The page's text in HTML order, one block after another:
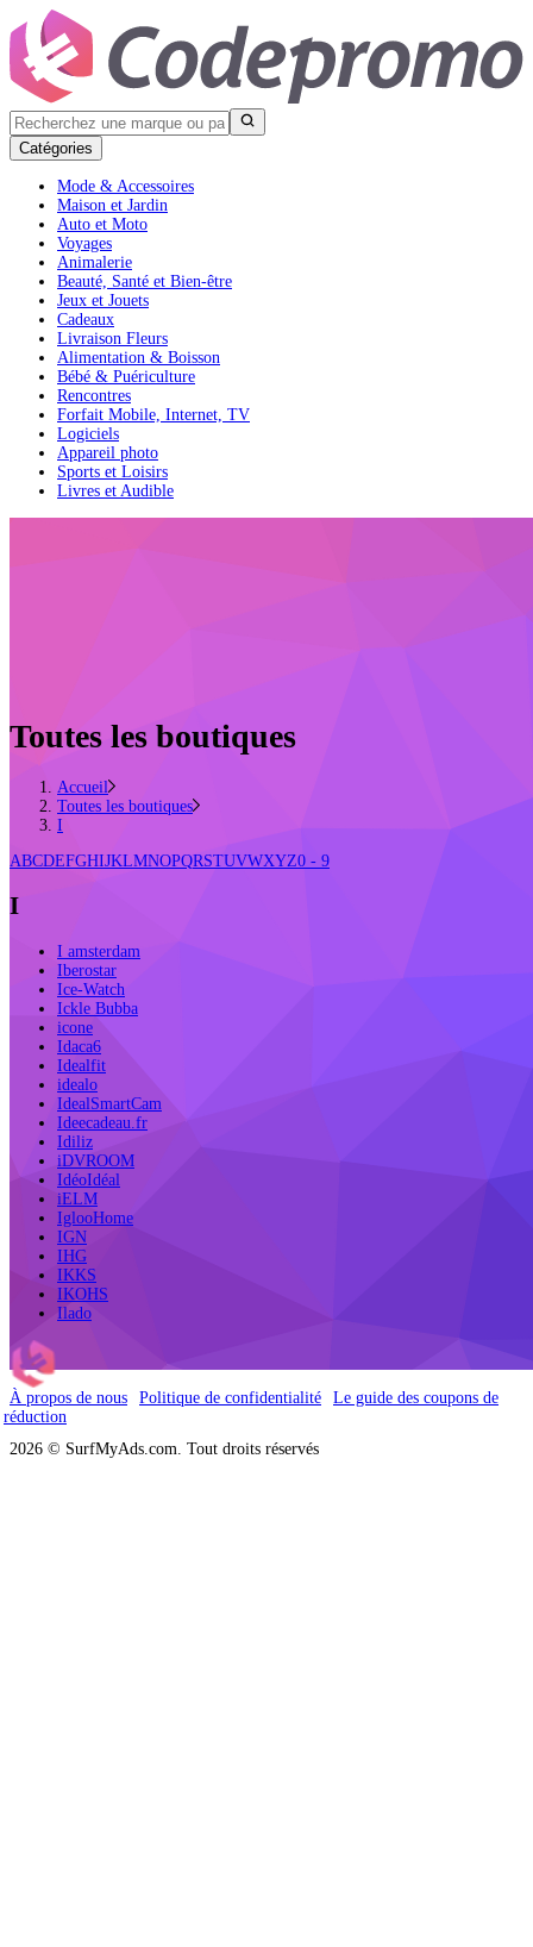
Catégories
Mode & Accessoires
Maison et Jardin
Auto et Moto
Voyages
Animalerie
Beauté, Santé et Bien-être
Jeux et Jouets
Cadeaux
Livraison Fleurs
Alimentation & Boisson
Bébé & Puériculture
Rencontres
Forfait Mobile, Internet, TV
Logiciels
Appareil photo
Sports et Loisirs
Livres et Audible
Toutes les boutiques
Accueil
Toutes les boutiques
I
ABCDEFGHIJKLMNOPQRSTUVWXYZ0 - 9
I
I amsterdam
Iberostar
Ice-Watch
Ickle Bubba
icone
Idaca6
Idealfit
idealo
IdealSmartCam
Ideecadeau.fr
Idiliz
iDVROOM
IdéoIdéal
iELM
IglooHome
IGN
IHG
IKKS
IKOHS
Ilado
À propos de nous Politique de confidentialité
Le guide des coupons de
réduction
2026 © SurfMyAds.com. Tout droits réservés